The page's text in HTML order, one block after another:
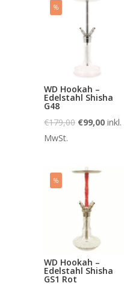
%
WD Hookah –
Edelstahl Shisha
G48
€179,00 €99,00 inkl.
MwSt.
%
WD Hookah –
Edelstahl Shisha
GS1 Rot